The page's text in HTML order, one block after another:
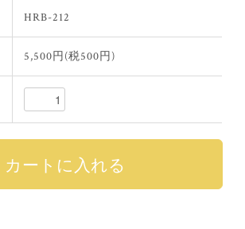
HRB-212
5,500円(税500円)